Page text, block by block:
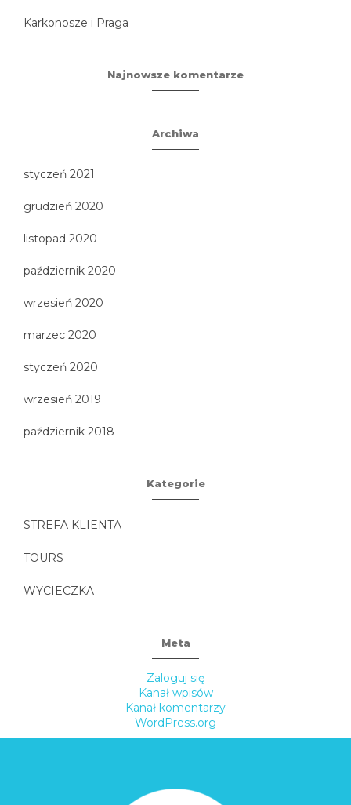
Karkonosze i Praga
Najnowsze komentarze
Archiwa
styczeń 2021
grudzień 2020
listopad 2020
październik 2020
wrzesień 2020
marzec 2020
styczeń 2020
wrzesień 2019
październik 2018
Kategorie
STREFA KLIENTA
TOURS
WYCIECZKA
Meta
Zaloguj się
Kanał wpisów
Kanał komentarzy
WordPress.org